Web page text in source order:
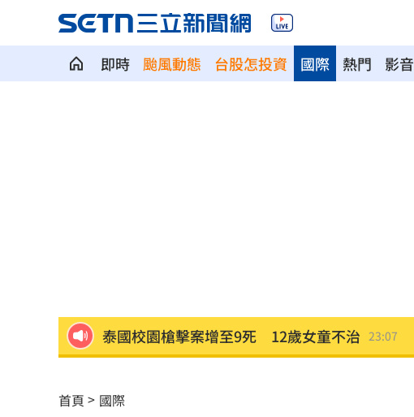
即時 颱風動態 台股怎投資 熱門 影音
國際
泰國校園槍擊案增至9死 12歲女童不治 23:07
飛機餐1果汁爆廁所之亂 醫：3類人勿亂喝
首頁 國際